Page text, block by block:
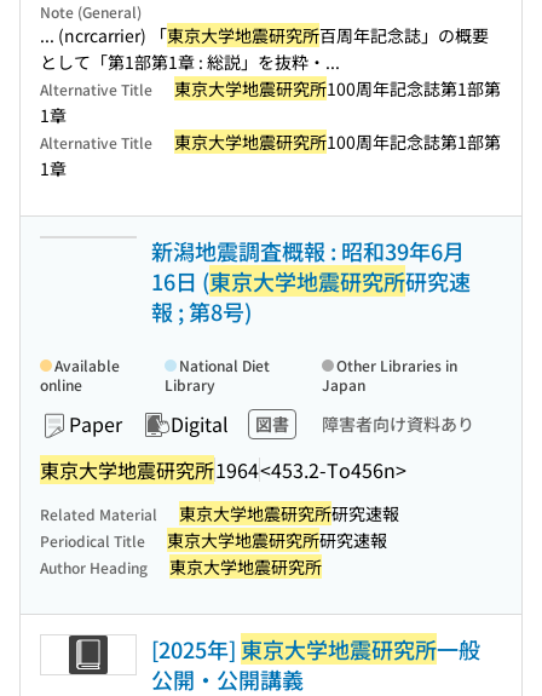
Note (General)
... (ncrcarrier) 「東京大学地震研究所百周年記念誌」の概要
として「第1部第1章 : 総説」を抜粋・...
Alternative Title 東京大学地震研究所100周年記念誌第1部第
1章
Alternative Title 東京大学地震研究所100周年記念誌第1部第
1章
新潟地震調査概報 : 昭和39年6月
16日 (東京大学地震研究所研究速
報 ; 第8号)
Paper Digital 図書 障害者向け資料あり
東京大学地震研究所1964<453.2-To456n>
Available
online
National Diet
Library
Other Libraries in
Japan
Related Material 東京大学地震研究所研究速報
Periodical Title 東京大学地震研究所研究速報
Author Heading 東京大学地震研究所
[2025年] 東京大学地震研究所一般
公開・公開講義